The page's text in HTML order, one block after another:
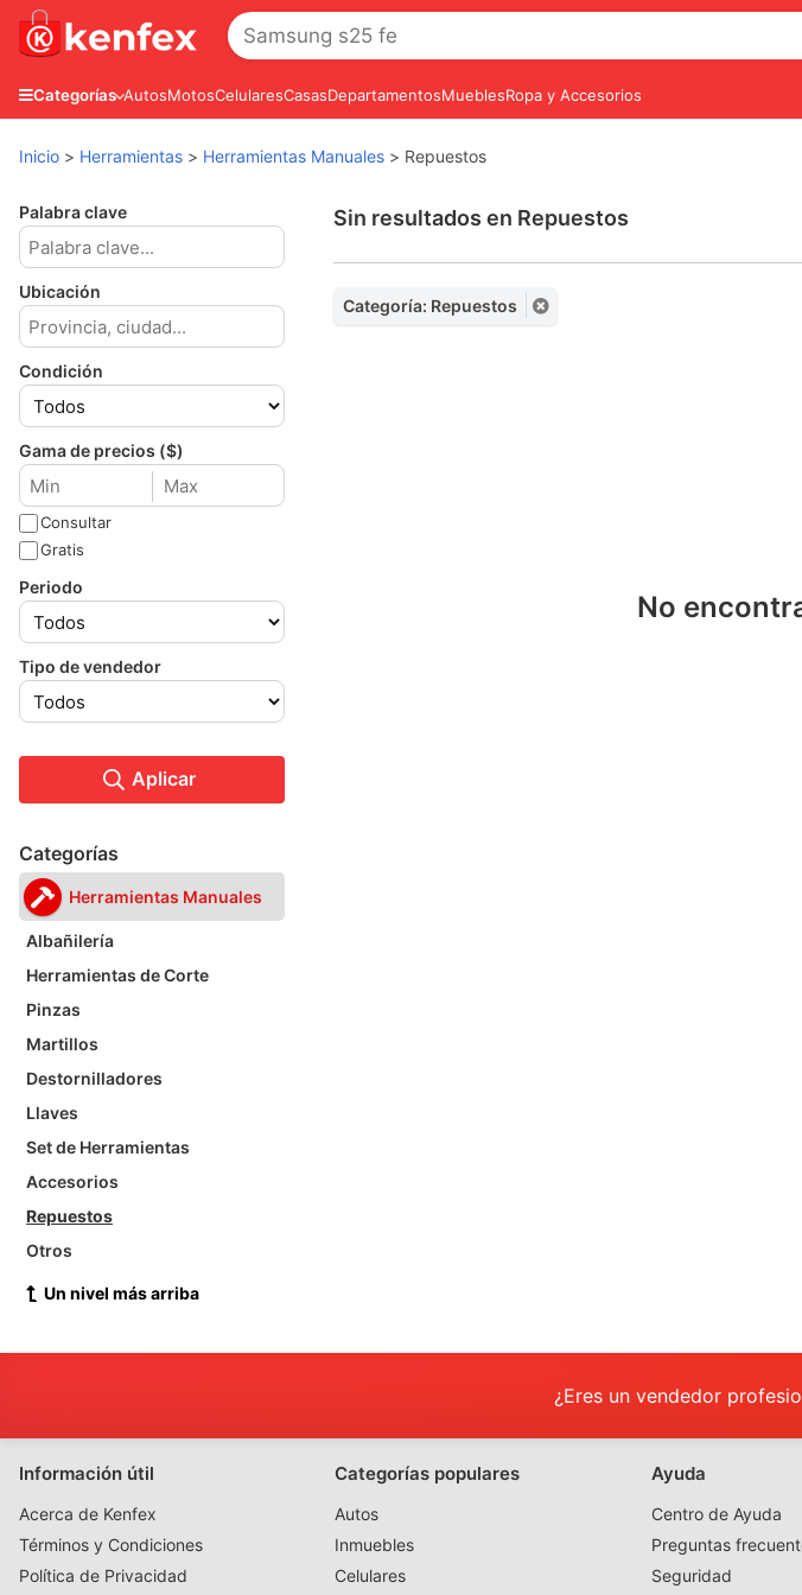
Categorías AutosMotosCelularesCasasDepartamentosMueblesRopa y Accesorios
Inicio > Herramientas > Herramientas Manuales > Repuestos
Palabra clave
Ubicación
Condición
Gama de precios ($)
Consultar
Gratis
Periodo
Tipo de vendedor
Aplicar
Categorías
Herramientas Manuales
Albañilería
Herramientas de Corte
Pinzas
Martillos
Destornilladores
Llaves
Set de Herramientas
Accesorios
Repuestos
Otros
Un nivel más arriba
Sin resultados en Repuestos
Categoría: Repuestos
No
¿Eres un vendedor
Información útil
Acerca de Kenfex
Términos y Condiciones
Política de Privacidad
Categorías populares
Autos
Inmuebles
Celulares
Ayuda
Centro de Ayuda
Preguntas
Seguridad